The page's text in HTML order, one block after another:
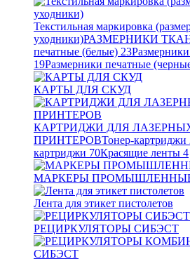
Текстильная маркировка
уходники)РАЗМЕРНИКИ
печатные (белые) 23
19Размерники печатные
КАРТЫ ДЛЯ СКУД
КАРТРИДЖИ ДЛЯ
ПРИНТЕРОВТонер-картриджи
картриджи 70Красящие ленты 4
МАРКЕРЫ
Лента для этикет пистолетов
РЕЦИРКУЛЯТОРЫ СИБЭСТ